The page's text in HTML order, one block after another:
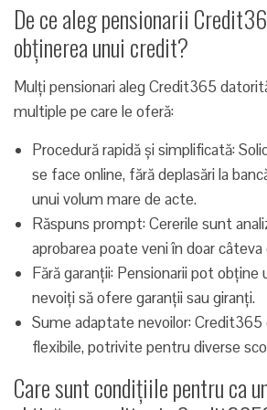
De ce aleg pensionarii
obținerea unui credit?
Mulți pensionari aleg Credit365
multiple pe care le oferă:
Procedură rapidă și simplificată:
se face online, fără deplasări la
unui volum mare de acte.
Răspuns prompt: Cererile sunt
aprobarea poate veni în doar câteva
Fără garanții: Pensionarii pot obține
nevoiți să ofere garanții sau giranți.
Sume adaptate nevoilor:
flexibile, potrivite pentru diverse
Care sunt condițiile pentru ca